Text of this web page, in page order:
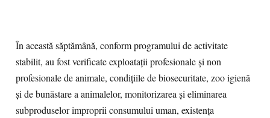
În această săptămână, conform programului de activitate
stabilit, au fost verificate exploatații profesionale și non
profesionale de animale, condițiile de biosecuritate, zoo igienă
și de bunăstare a animalelor, monitorizarea și eliminarea
subproduselor improprii consumului uman, existența